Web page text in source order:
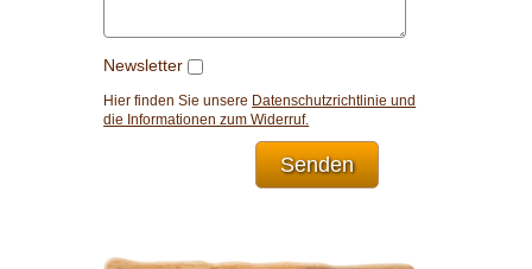
Newsletter
Hier finden Sie unsere Datenschutzrichtlinie und
die Informationen zum Widerruf.
Senden